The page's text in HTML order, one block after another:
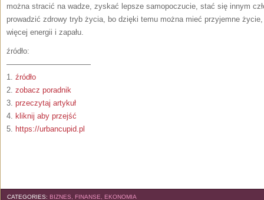
można stracić na wadze, zyskać lepsze samopoczucie, stać się innym
prowadzić zdrowy tryb życia, bo dzięki temu można mieć przyjemne
więcej energii i zapału.
źródło:
———————————
1. źródło
2. zobacz poradnik
3. przeczytaj artykuł
4. kliknij aby przejść
5. https://urbancupid.pl
CATEGORIES: BIZNES, FINANSE, EKONOMIA